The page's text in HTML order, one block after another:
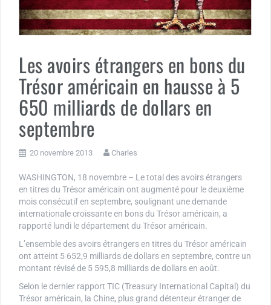
Les avoirs étrangers en bons du
Trésor américain en hausse à 5
650 milliards de dollars en
septembre
20 novembre 2013 Charles
WASHINGTON, 18 novembre – Le total des avoirs étrangers
en titres du Trésor américain ont augmenté pour le deuxième
mois consécutif en septembre, soulignant une demande
internationale croissante en bons du Trésor américain, a
rapporté lundi le département du Trésor américain.
L’ensemble des avoirs étrangers en titres du Trésor américain
ont atteint 5 652,9 milliards de dollars en septembre, contre un
montant révisé de 5 595,8 milliards de dollars en août.
Selon le dernier rapport TIC (Treasury International Capital) du
Trésor américain, la Chine, plus grand détenteur étranger de